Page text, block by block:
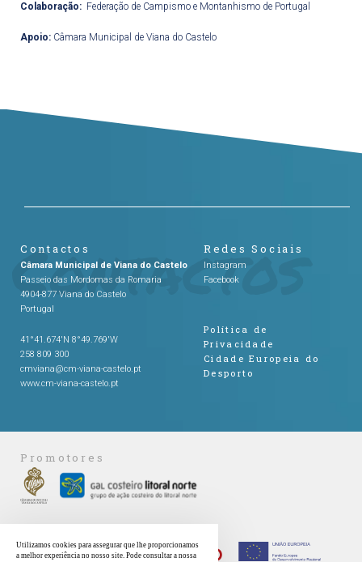
Colaboração: Federação de Campismo e Montanhismo de Portugal
Apoio: Câmara Municipal de Viana do Castelo
Contactos
Câmara Municipal de Viana do Castelo
Passeio das Mordomas da Romaria
4904-877 Viana do Castelo
Portugal
41°41.674'N 8°49.769'W
258 809 300
cmviana@cm-viana-castelo.pt
www.cm-viana-castelo.pt
Redes Sociais
Instagram
Facebook
Política de
Privacidade
Cidade Europeia do
Desporto
Promotores
Utilizamos cookies para assegurar que lhe proporcionamos
a melhor experiência no nosso site. Pode consultar a nossa